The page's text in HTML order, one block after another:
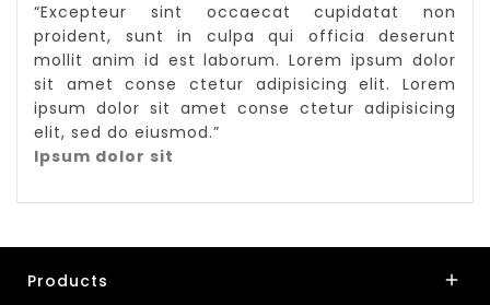
“Excepteur sint occaecat cupidatat non
proident, sunt in culpa qui officia deserunt
mollit anim id est laborum. Lorem ipsum dolor
sit amet conse ctetur adipisicing elit. Lorem
ipsum dolor sit amet conse ctetur adipisicing
elit, sed do eiusmod.”
Ipsum dolor sit
Products 